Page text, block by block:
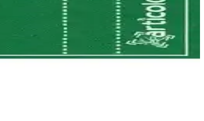
avantajı sunar.